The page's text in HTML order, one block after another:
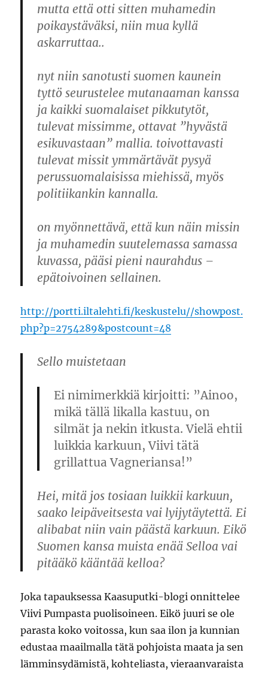
mutta että otti sitten muhamedin
poikaystäväksi, niin mua kyllä
askarruttaa..
nyt niin sanotusti suomen kaunein
tyttö seurustelee mutanaaman kanssa
ja kaikki suomalaiset pikkutytöt,
tulevat missimme, ottavat ”hyvästä
esikuvastaan” mallia. toivottavasti
tulevat missit ymmärtävät pysyä
perussuomalaisissa miehissä, myös
politiikankin kannalla.
on myönnettävä, että kun näin missin
ja muhamedin suutelemassa samassa
kuvassa, pääsi pieni naurahdus –
epätoivoinen sellainen.
http://portti.iltalehti.fi/keskustelu//showpost.
php?p=2754289&postcount=48
Sello muistetaan
Ei nimimerkkiä kirjoitti: ”Ainoo,
mikä tällä likalla kastuu, on
silmät ja nekin itkusta. Vielä ehtii
luikkia karkuun, Viivi tätä
grillattua Vagneriansa!”
Hei, mitä jos tosiaan luikkii karkuun,
saako leipäveitsesta vai lyijytäytettä. Ei
alibabat niin vain päästä karkuun. Eikö
Suomen kansa muista enää Selloa vai
pitääkö kääntää kelloa?
Joka tapauksessa Kaasuputki-blogi onnittelee
Viivi Pumpasta puolisoineen. Eikö juuri se ole
parasta koko voitossa, kun saa ilon ja kunnian
edustaa maailmalla tätä pohjoista maata ja sen
lämminsydämistä, kohteliasta, vieraanvaraista